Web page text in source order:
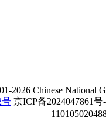
2026 Chinese National
号京ICP备2024047861